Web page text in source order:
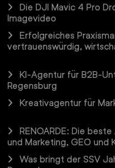
Die DJI Mavic 4 Pro
Imagevideo
Erfolgreiches
vertrauenswürdig,
KI-Agentur für B2B-
Regensburg
Kreativagentur für
RENOARDE: Die
und Marketing, GEO und
Was bringt der SSV